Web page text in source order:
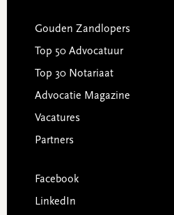
Gouden Zandlopers
Top 50 Advocatuur
Top 30 Notariaat
Advocatie Magazine
Vacatures
Partners
Facebook
LinkedIn